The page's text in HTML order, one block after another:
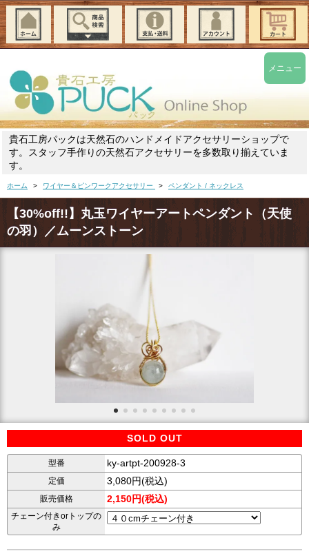
貴石工房パックは天然石のハンドメイドアクセサリーショップで
す。スタッフ手作りの天然石アクセサリーを多数取り揃えていま
す。
ホーム > ワイヤー＆ピンワークアクセサリー > ペンダント / ネックレス
【30%off!!】丸玉ワイヤーアートペンダント（天使
の羽）／ムーンストーン
SOLD OUT
型番 ky-artpt-200928-3
定価 3,080円(税込)
販売価格 2,150円(税込)
チェーン付きorトップの
み
メニュー